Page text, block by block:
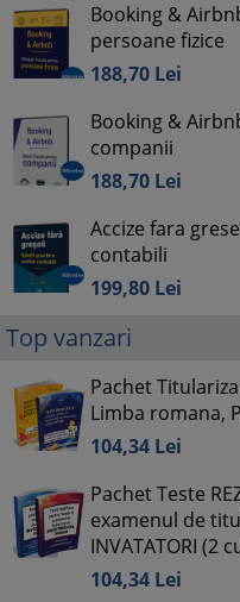
Booking &
persoane fizice
188,70 Lei
Booking &
companii
188,70 Lei
Accize fara
contabili
199,80 Lei
Top vanzari
Pachet
Limba romana,
104,34 Lei
Pachet Teste
examenul de
INVATATORI (2
104,34 Lei